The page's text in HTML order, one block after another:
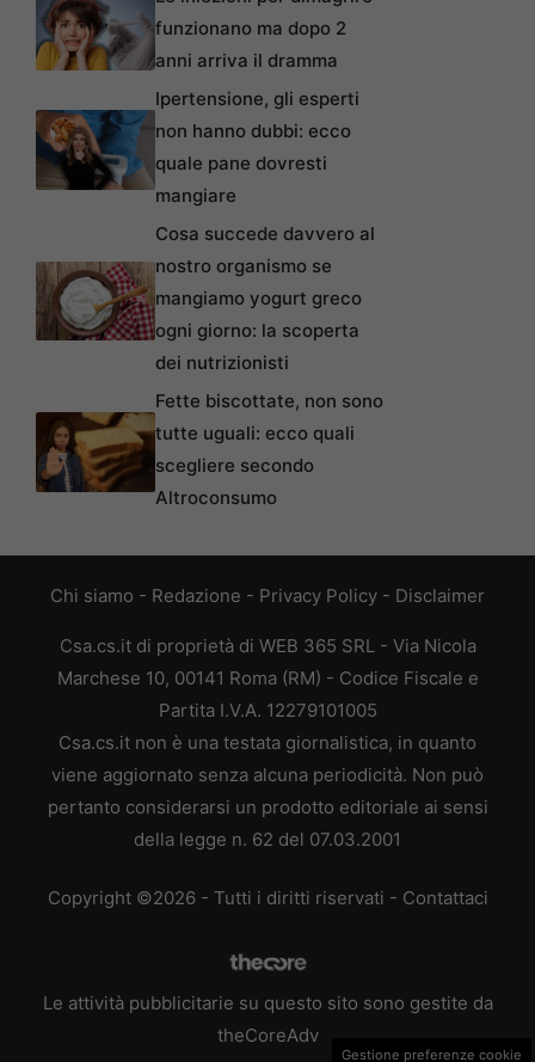
funzionano ma dopo 2
anni arriva il dramma
Ipertensione, gli esperti
non hanno dubbi: ecco
quale pane dovresti
mangiare
Cosa succede davvero al
nostro organismo se
mangiamo yogurt greco
ogni giorno: la scoperta
dei nutrizionisti
Fette biscottate, non sono
tutte uguali: ecco quali
scegliere secondo
Altroconsumo
Chi siamo - Redazione - Privacy Policy - Disclaimer
Csa.cs.it di proprietà di WEB 365 SRL - Via Nicola
Marchese 10, 00141 Roma (RM) - Codice Fiscale e
Partita I.V.A. 12279101005
Csa.cs.it non è una testata giornalistica, in quanto
viene aggiornato senza alcuna periodicità. Non può
pertanto considerarsi un prodotto editoriale ai sensi
della legge n. 62 del 07.03.2001
Copyright ©2026 - Tutti i diritti riservati - Contattaci
Le attività pubblicitarie su questo sito sono gestite da
theCoreAdv
Gestione preferenze cookie